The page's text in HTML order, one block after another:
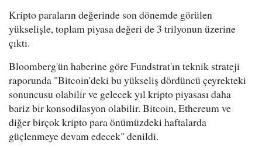
Kripto paraların değerinde son dönemde görülen
yükselişle, toplam piyasa değeri de 3 trilyonun üzerine
çıktı.
Bloomberg'ün haberine göre Fundstrat'ın teknik strateji
raporunda "Bitcoin'deki bu yükseliş dördüncü çeyrekteki
sonuncusu olabilir ve gelecek yıl kripto piyasası daha
bariz bir konsodilasyon olabilir. Bitcoin, Ethereum ve
diğer birçok kripto para önümüzdeki haftalarda
güçlenmeye devam edecek" denildi.